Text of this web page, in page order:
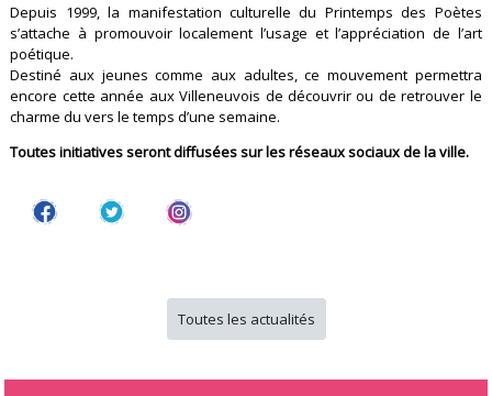
Depuis 1999, la manifestation culturelle du Printemps des Poètes
s’attache à promouvoir localement l’usage et l’appréciation de l’art
poétique.
Destiné aux jeunes comme aux adultes, ce mouvement permettra
encore cette année aux Villeneuvois de découvrir ou de retrouver le
charme du vers le temps d’une semaine.
Toutes initiatives seront diffusées sur les réseaux sociaux de la ville.
Toutes les actualités